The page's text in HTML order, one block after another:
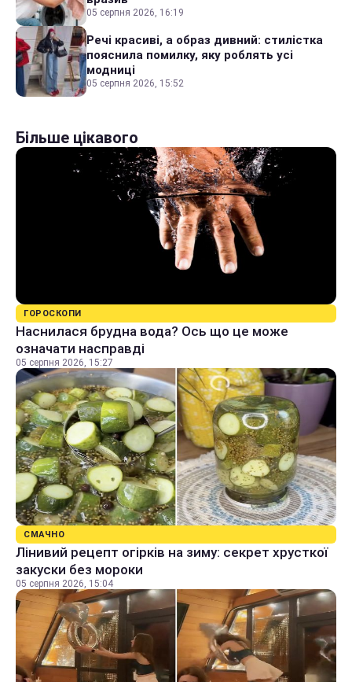
05 серпня 2026, 16:19
Речі красиві, а образ дивний: стилістка
пояснила помилку, яку роблять усі
модниці
05 серпня 2026, 15:52
Більше цікавого
ГОРОСКОПИ
Наснилася брудна вода? Ось що це може
означати насправді
05 серпня 2026, 15:27
СМАЧНО
Лінивий рецепт огірків на зиму: секрет хрусткої
закуски без мороки
05 серпня 2026, 15:04